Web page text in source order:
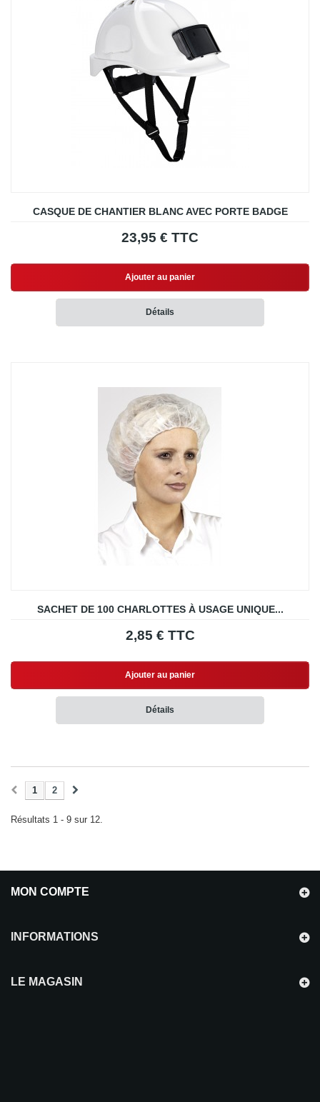
CASQUE DE CHANTIER BLANC AVEC PORTE BADGE
23,95 € TTC
Ajouter au panier
Détails
SACHET DE 100 CHARLOTTES À USAGE UNIQUE...
2,85 € TTC
Ajouter au panier
Détails
1 2
Résultats 1 - 9 sur 12.
MON COMPTE
INFORMATIONS
LE MAGASIN